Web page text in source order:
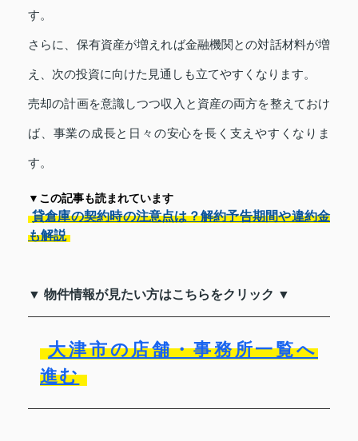
す。
さらに、保有資産が増えれば金融機関との対話材料が増
え、次の投資に向けた見通しも立てやすくなります。
売却の計画を意識しつつ収入と資産の両方を整えておけ
ば、事業の成長と日々の安心を長く支えやすくなりま
す。
▼この記事も読まれています
貸倉庫の契約時の注意点は？解約予告期間や違約金
も解説
▼ 物件情報が見たい方はこちらをクリック ▼
大津市の店舗・事務所一覧へ
進む